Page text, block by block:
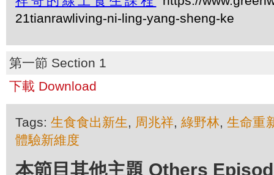
21tianrawliving-ni-ling-yang-sheng-ke
第一節 Section 1
下載 Download
Tags:生食食出新生, 周兆祥,綠野林,生命重
體驗新維度
本節目其他主題 Others